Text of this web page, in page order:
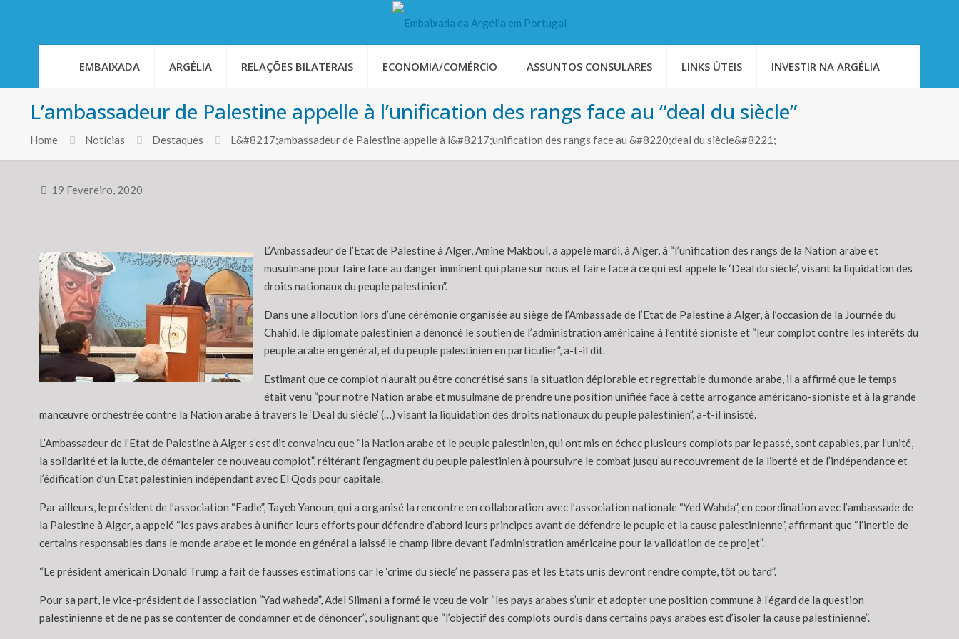
EMBAIXADA ARGÉLIA RELAÇÕES BILATERAIS ECONOMIA/COMÉRCIO ASSUNTOS CONSULARES LINKS ÚTEIS INVESTIR NA ARGÉLIA
L’ambassadeur de Palestine appelle à l’unification des rangs face au “deal du siècle”
Home Notícias Destaques L&#8217;ambassadeur de Palestine appelle à l&#8217;unification des rangs face au &#8220;deal du siècle&#8221;
19 Fevereiro, 2020
L’Ambassadeur de l’Etat de Palestine à Alger, Amine Makboul, a appelé mardi, à Alger, à “l’unification des rangs de la Nation arabe et
musulmane pour faire face au danger imminent qui plane sur nous et faire face à ce qui est appelé le ‘Deal du siècle’, visant la liquidation des
droits nationaux du peuple palestinien”.
Dans une allocution lors d’une cérémonie organisée au siège de l’Ambassade de l’Etat de Palestine à Alger, à l’occasion de la Journée du
Chahid, le diplomate palestinien a dénoncé le soutien de l’administration américaine à l’entité sioniste et “leur complot contre les intérêts du
peuple arabe en général, et du peuple palestinien en particulier”, a-t-il dit.
Estimant que ce complot n’aurait pu être concrétisé sans la situation déplorable et regrettable du monde arabe, il a affirmé que le temps
était venu “pour notre Nation arabe et musulmane de prendre une position unifiée face à cette arrogance américano-sioniste et à la grande
manœuvre orchestrée contre la Nation arabe à travers le ‘Deal du siècle’ (…) visant la liquidation des droits nationaux du peuple palestinien”, a-t-il insisté.
L’Ambassadeur de l’Etat de Palestine à Alger s’est dit convaincu que “la Nation arabe et le peuple palestinien, qui ont mis en échec plusieurs complots par le passé, sont capables, par l’unité,
la solidarité et la lutte, de démanteler ce nouveau complot”, réitérant l’engagment du peuple palestinien à poursuivre le combat jusqu’au recouvrement de la liberté et de l’indépendance et
l’édification d’un Etat palestinien indépendant avec El Qods pour capitale.
Par ailleurs, le président de l’association “Fadle”, Tayeb Yanoun, qui a organisé la rencontre en collaboration avec l’association nationale “Yed Wahda”, en coordination avec l’ambassade de
la Palestine à Alger, a appelé “les pays arabes à unifier leurs efforts pour défendre d’abord leurs principes avant de défendre le peuple et la cause palestinienne”, affirmant que “l’inertie de
certains responsables dans le monde arabe et le monde en général a laissé le champ libre devant l’administration américaine pour la validation de ce projet”.
“Le président américain Donald Trump a fait de fausses estimations car le ‘crime du siècle’ ne passera pas et les Etats unis devront rendre compte, tôt ou tard”.
Pour sa part, le vice-président de l’association “Yad waheda”, Adel Slimani a formé le vœu de voir “les pays arabes s’unir et adopter une position commune à l’égard de la question
palestinienne et de ne pas se contenter de condamner et de dénoncer”, soulignant que “l’objectif des complots ourdis dans certains pays arabes est d’isoler la cause palestinienne”.